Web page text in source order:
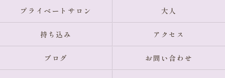
プライベートサロン 大人
持ち込み アクセス
ブログ お問い合わせ